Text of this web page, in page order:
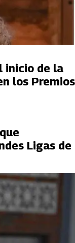
inicio de la
los Premios
Ligas de